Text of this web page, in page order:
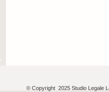
© Copyright 2025 Studio Legale